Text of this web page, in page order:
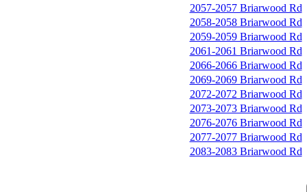
2057-2057 Briarwood Rd
2058-2058 Briarwood Rd
2059-2059 Briarwood Rd
2061-2061 Briarwood Rd
2066-2066 Briarwood Rd
2069-2069 Briarwood Rd
2072-2072 Briarwood Rd
2073-2073 Briarwood Rd
2076-2076 Briarwood Rd
2077-2077 Briarwood Rd
2083-2083 Briarwood Rd